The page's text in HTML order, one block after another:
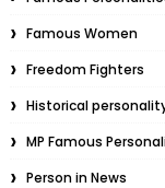
Famous Women
Freedom Fighters
Historical
MP Famous
Person in News